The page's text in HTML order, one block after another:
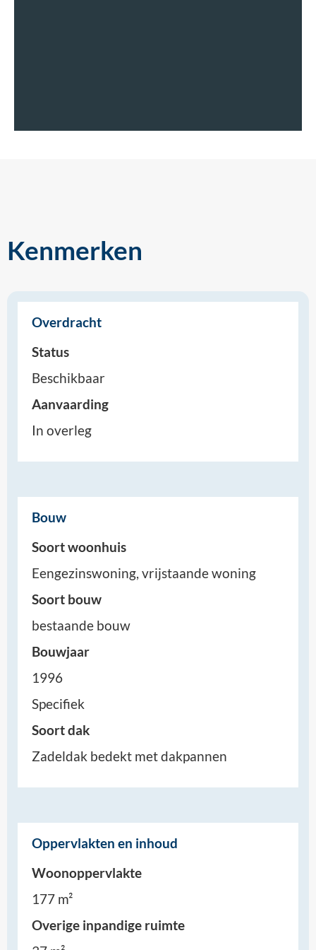
Kenmerken
Overdracht
Status
Beschikbaar
Aanvaarding
In overleg
Bouw
Soort woonhuis
Eengezinswoning, vrijstaande woning
Soort bouw
bestaande bouw
Bouwjaar
1996
Specifiek
Soort dak
Zadeldak bedekt met dakpannen
Oppervlakten en inhoud
Woonoppervlakte
177 m²
Overige inpandige ruimte